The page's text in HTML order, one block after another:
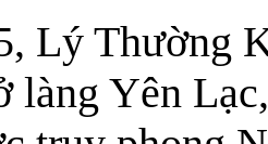
Lý Thường
làng Yên